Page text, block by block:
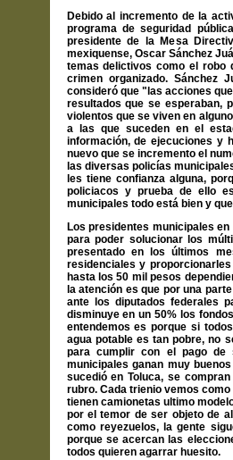
Debido al incremento de la
programa de seguridad
presidente de la Mesa
mexiquense, Oscar Sánchez
temas delictivos como el robo
crimen organizado. Sánchez
consideró que "las acciones
resultados que se esperaban,
violentos que se viven en
a las que suceden en el
información, de ejecuciones y
nuevo que se incremento el
las diversas policías
les tiene confianza alguna,
policiacos y prueba de ello
municipales todo está bien y
Los presidentes municipales
para poder solucionar los
presentado en los últimos
residenciales y
hasta los 50 mil pesos
la atención es que por una
ante los diputados federales
disminuye en un 50% los
entendemos es porque si
agua potable es tan pobre, no
para cumplir con el pago de
municipales ganan muy
sucedió en Toluca, se
rubro. Cada trienio vemos
tienen camionetas ultimo
por el temor de ser objeto de
como reyezuelos, la gente
porque se acercan las
todos quieren agarrar huesito.